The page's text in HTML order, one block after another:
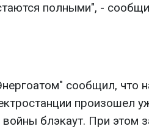
полными", -
сообщил, что
произошел
блэкаут. При этом